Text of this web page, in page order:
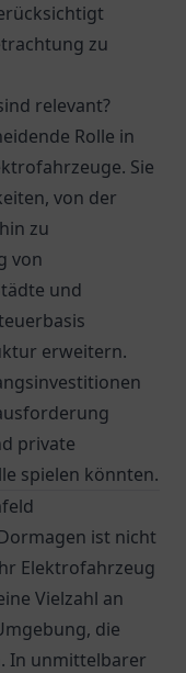
zu
relevant?
Rolle in
Sie
von der
zu
von
und
erweitern.
private
spielen könnten.
ist nicht
Elektrofahrzeug
Vielzahl an
die
In unmittelbarer